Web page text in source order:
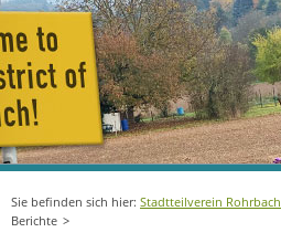
Stadtteilverein Rohrbach
Berichte